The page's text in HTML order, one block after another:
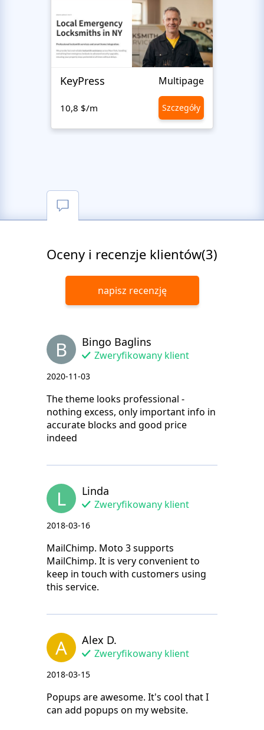
KeyPress Multipage
10,8 $/m Szczegóły
Oceny i recenzje klientów(3)
napisz recenzję
B Bingo Baglins
Zweryfikowany klient
2020-11-03
The theme looks professional -
nothing excess, only important info in
accurate blocks and good price
indeed
L Linda
Zweryfikowany klient
2018-03-16
MailChimp. Moto 3 supports
MailChimp. It is very convenient to
keep in touch with customers using
this service.
A Alex D.
Zweryfikowany klient
2018-03-15
Popups are awesome. It's cool that I
can add popups on my website.